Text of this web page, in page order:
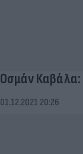
01.12.2021 20:26